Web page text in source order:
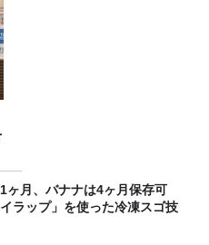
ヶ月、バナナは4ヶ月保存可
ラップ」を使った冷凍スゴ技